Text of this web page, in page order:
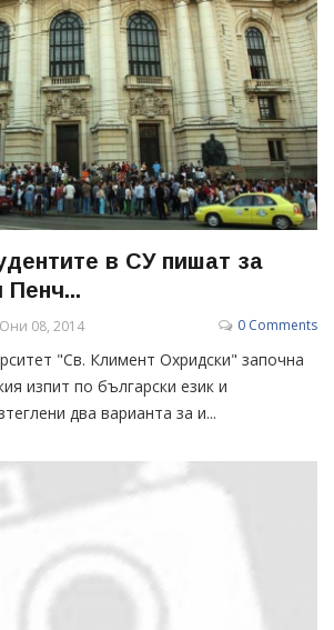
в СУ пишат за
Пенч...
08, 2014 0 Comments
"Св. Климент Охридски" започна
изпит по български език и
два варианта за и...